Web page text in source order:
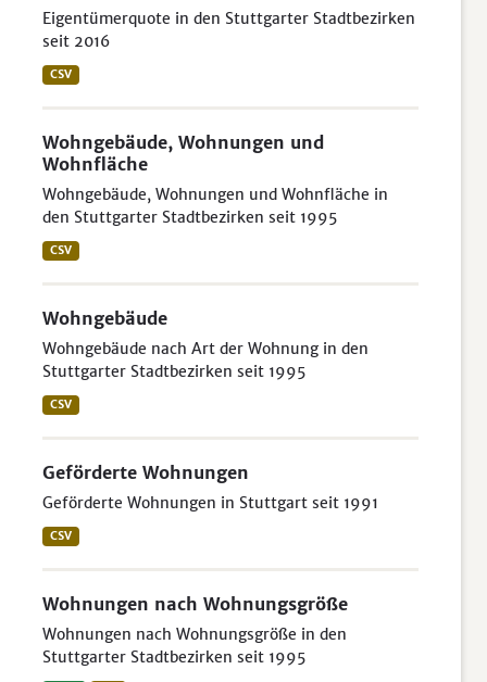
Eigentümerquote in den Stuttgarter Stadtbezirken
seit 2016
CSV
Wohngebäude, Wohnungen und
Wohnfläche
Wohngebäude, Wohnungen und Wohnfläche in
den Stuttgarter Stadtbezirken seit 1995
CSV
Wohngebäude
Wohngebäude nach Art der Wohnung in den
Stuttgarter Stadtbezirken seit 1995
CSV
Geförderte Wohnungen
Geförderte Wohnungen in Stuttgart seit 1991
CSV
Wohnungen nach Wohnungsgröße
Wohnungen nach Wohnungsgröße in den
Stuttgarter Stadtbezirken seit 1995